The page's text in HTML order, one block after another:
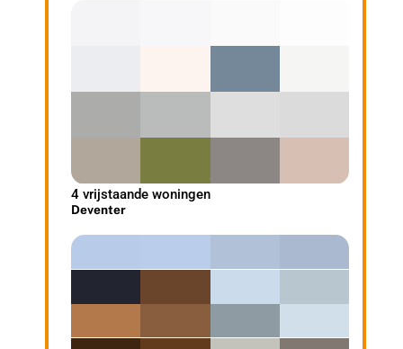
4 vrijstaande woningen
Deventer